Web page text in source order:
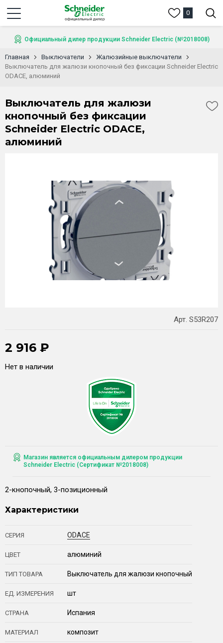
0
Официальный дилер продукции Schneider Electric (№2018008)
Главная Выключатели
Жалюзийные выключатели
Выключатель для жалюзи кнопочный без фиксации Schneider Electric
ODACE, алюминий
Выключатель для жалюзи
кнопочный без фиксации
Schneider Electric ODACE,
алюминий
Арт. S53R207
2 916 ₽
Нет в наличии
Магазин является официальным дилером продукции
Schneider Electric (Сертификат №2018008)
2-кнопочный, 3-позиционный
Характеристики
СЕРИЯ ODACE
ЦВЕТ алюминий
ТИП ТОВАРА Выключатель для жалюзи кнопочный
ЕД. ИЗМЕРЕНИЯ шт
СТРАНА Испания
МАТЕРИАЛ композит